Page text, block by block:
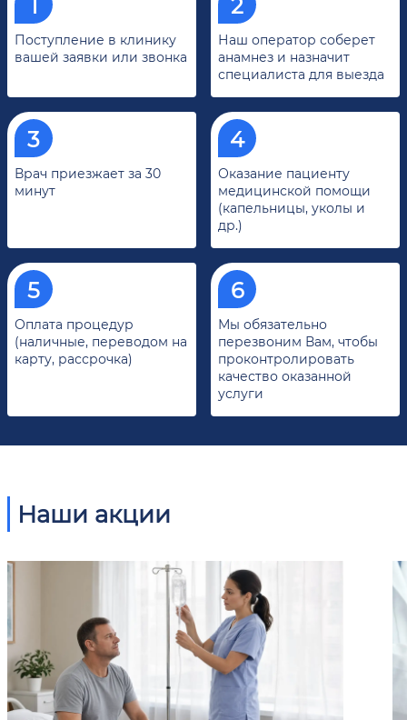
Поступление в клинику
вашей заявки или звонка
Наш оператор соберет
анамнез и назначит
специалиста для выезда
Врач приезжает за 30
минут
Оказание пациенту
медицинской помощи
(капельницы, уколы и
др.)
Оплата процедур
(наличные, переводом на
карту, рассрочка)
Мы обязательно
перезвоним Вам, чтобы
проконтролировать
качество оказанной
услуги
Наши акции